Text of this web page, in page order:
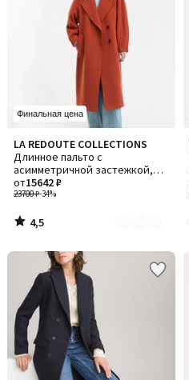
Финальная цена
LA REDOUTE COLLECTIONS
Длинное пальто с
асимметричной застежкой,
смесовая шерсть
23700 ₽-34%
от15642 ₽
4,5
/ 5
Количество
цветов:
2
4,5
/